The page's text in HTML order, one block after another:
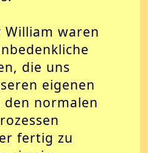
William waren
die uns
eigenen
normalen
fertig zu